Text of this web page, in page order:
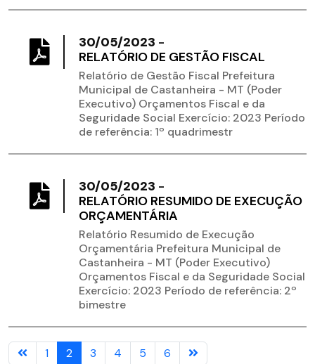
30/05/2023 -
RELATÓRIO DE GESTÃO FISCAL
Relatório de Gestão Fiscal Prefeitura
Municipal de Castanheira - MT (Poder
Executivo) Orçamentos Fiscal e da
Seguridade Social Exercício: 2023 Período
de referência: 1º quadrimestr
30/05/2023 -
RELATÓRIO RESUMIDO DE EXECUÇÃO
ORÇAMENTÁRIA
Relatório Resumido de Execução
Orçamentária Prefeitura Municipal de
Castanheira - MT (Poder Executivo)
Orçamentos Fiscal e da Seguridade Social
Exercício: 2023 Período de referência: 2º
bimestre
1 2 3 4 5 6